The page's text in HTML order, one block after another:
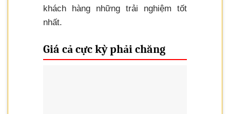
khách hàng những trải nghiệm tốt
nhất.
Giá cả cực kỳ phải chăng